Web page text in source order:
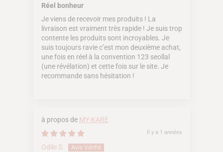
Réel bonheur
Je viens de recevoir mes produits ! La
livraison est vraiment très rapide ! Je suis trop
contente les produits sont incroyables. Je
suis toujours ravie c’est mon deuxième achat,
une fois en réel à la convention 123 seollal
(une révélation) et cette fois sur le site. Je
recommande sans hésitation !
MY-KARE
Il y a 1 années
Odile S.